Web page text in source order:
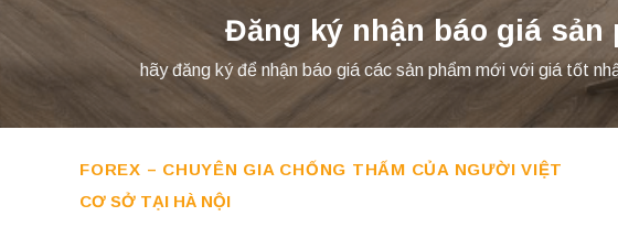
Đăng ký nhận báo giá sản
hãy đăng ký để nhận báo giá các sản phẩm mới với giá tốt
FOREX – CHUYÊN GIA CHỐNG THẤM CỦA NGƯỜI VIỆT
CƠ SỞ TẠI HÀ NỘI